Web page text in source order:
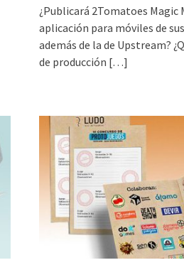
¿Publicará 2Tomatoes Magic
aplicación para móviles de
además de la de Upstream?
de producción […]